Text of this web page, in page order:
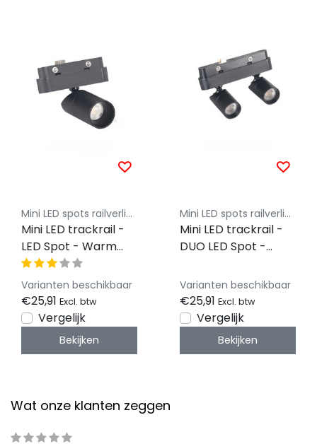
Mini LED spots railverlichting - Luksus
Mini LED trackrail -
LED Spot - Warm
Wit - zwart - 3000k
- 3 watt - dimbaar -
QT3000k
Varianten beschikbaar
€25,91 Excl. btw
Vergelijk
Bekijken
Mini LED spots railverlichting - Luksus
Mini LED trackrail -
DUO LED Spot -
3000k - 2,5 watt -
dimbaar -
QTDUO3000k
Varianten beschikbaar
€25,91 Excl. btw
Vergelijk
Bekijken
Wat onze klanten zeggen